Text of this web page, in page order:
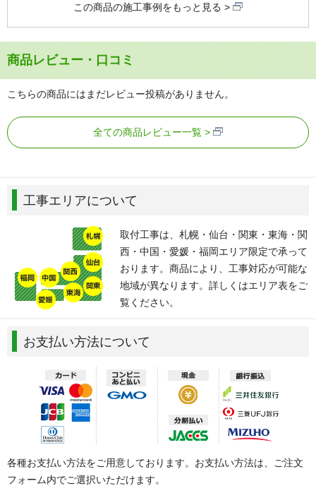
この商品の施工事例をもっと見る
商品レビュー・口コミ
こちらの商品にはまだレビュー投稿がありません。
全ての商品レビュー一覧
工事エリアについて
取付工事は、札幌・仙台・関東・東海・関
西・中国・愛媛・福岡エリア限定で承って
おります。商品により、工事対応が可能な
地域が異なります。詳しくはエリア表をご
覧ください。
お支払い方法について
各種お支払い方法をご用意しております。お支払い方法は、ご注文
フォーム内でご選択いただけます。